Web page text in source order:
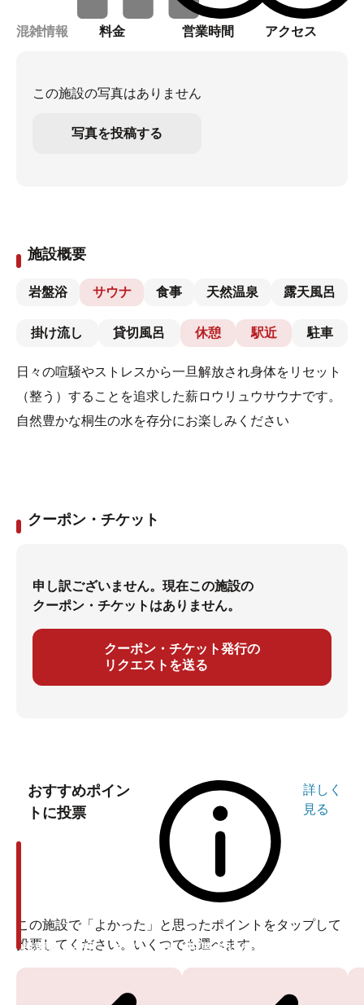
混雑情報 料金 営業時間 アクセス
この施設の写真はありません
写真を投稿する
施設概要
岩盤浴 サウナ 食事 天然温泉 露天風呂
掛け流し 貸切風呂 休憩 駅近 駐車
日々の喧騒やストレスから一旦解放され身体をリセット
（整う）することを追求した薪ロウリュウサウナです。
自然豊かな桐生の水を存分にお楽しみください
クーポン・チケット
申し訳ございません。現在この施設の
クーポン・チケットはありません。
クーポン・チケット発行の
リクエストを送る
おすすめポイン
トに投票
詳しく
見る
この施設で「よかった」と思ったポイントをタップして
投票してください。いくつでも選べます。
投票ありがとうございます 投票ありがとうございます